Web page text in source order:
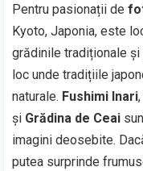
Pentru pasionații de
Kyoto, Japonia, este
grădinile tradiționale
loc unde tradițiile
naturale. Fushimi Inari
și Grădina de Ceai
imagini deosebite.
putea surprinde